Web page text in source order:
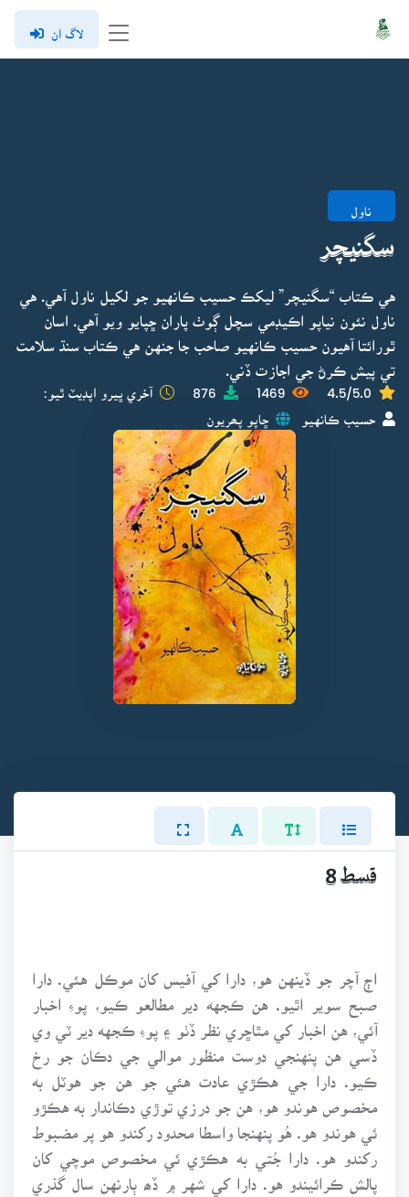
لاگ ان
ناول
سگنيچر
هي ڪتاب “سگنيچر” ليکڪ حسيب ڪانهيو جو لکيل ناول آهي. هي
ناول نئون نياپو اڪيڊمي سچل ڳوٺ پاران ڇپايو ويو آهي. اسان
ٿورائتا آهيون حسيب ڪانهيو صاحب جا جنهن هي ڪتاب سنڌ سلامت
تي پيش ڪرڻ جي اجازت ڏني.
4.5/5.0
1469
876 آخري ڀيرو اپڊيٽ ٿيو:
حسيب ڪانهيو ڇاپو پھريون
قسط 8
اڄ آچر جو ڏينهن هو، دارا کي آفيس کان موڪل هئي. دارا
صبح سوير اٿيو. هن ڪجهه دير مطالعو ڪيو، پوءِ اخبار
آئي، هن اخبار کي مٿاڇري نظر ڏٺو ۽ پوءِ ڪجهه دير ٽي وي
ڏسي هن پنهنجي دوست منظور موالي جي دڪان جو رخ
ڪيو. دارا جي هڪڙي عادت هئي جو هن جو هوٽل به
مخصوص هوندو هو، هن جو درزي توڙي دڪاندار به هڪڙو
ئي هوندو هو. هُو پنهنجا واسطا محدود رکندو هو پر مضبوط
رکندو هو. دارا جُتي به هڪڙي ئي مخصوص موچي کان
پالش ڪرائيندو هو. دارا کي شهر ۾ ڏھ ٻارنهن سال گذري